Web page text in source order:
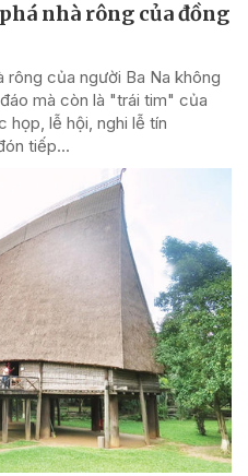
nhà rông của đồng
rông của người Ba Na không
mà còn là "trái tim" của
họp, lễ hội, nghi lễ tín
tiếp...